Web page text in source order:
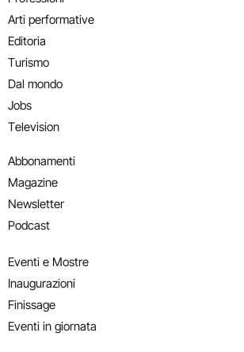
Arti performative
Editoria
Turismo
Dal mondo
Jobs
Television
Abbonamenti
Magazine
Newsletter
Podcast
Eventi e Mostre
Inaugurazioni
Finissage
Eventi in giornata